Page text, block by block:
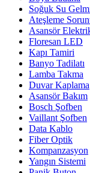
Soğuk Su
Ateşleme
Asansör
Floresan LED
Kapı Tamiri
Banyo Tadilatı
Lamba Takma
Duvar Kaplama
Asansör Bakım
Bosch Şofben
Vaillant Şofben
Data Kablo
Fiber Optik
Kompanzasyon
Yangın Sistemi